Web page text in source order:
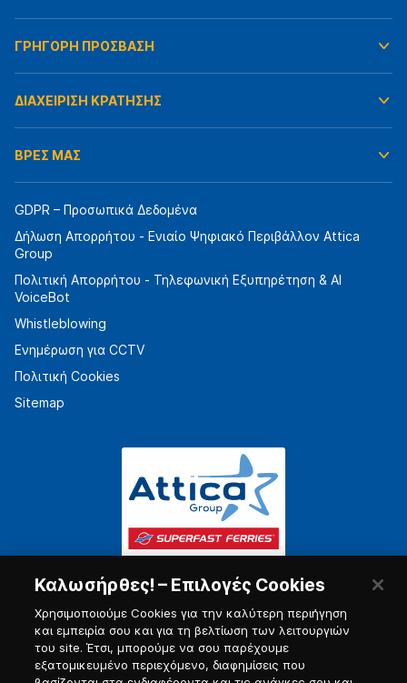
ΓΡΗΓΟΡΗ ΠΡΟΣΒΑΣΗ
ΔΙΑΧΕΙΡΙΣΗ ΚΡΑΤΗΣΗΣ
ΒΡΕΣ ΜΑΣ
GDPR – Προσωπικά Δεδομένα
Δήλωση Απορρήτου - Ενιαίο Ψηφιακό Περιβάλλον Attica
Group
Πολιτική Απορρήτου - Τηλεφωνική Εξυπηρέτηση & AI
VoiceBot
Whistleblowing
Ενημέρωση για CCTV
Πολιτική Cookies
Sitemap
Καλωσήρθες! – Επιλογές Cookies
Χρησιμοποιούμε Cookies για την καλύτερη περιήγηση
και εμπειρία σου και για τη βελτίωση των λειτουργιών
του site. Έτσι, μπορούμε να σου παρέχουμε
εξατομικευμένο περιεχόμενο, διαφημίσεις που